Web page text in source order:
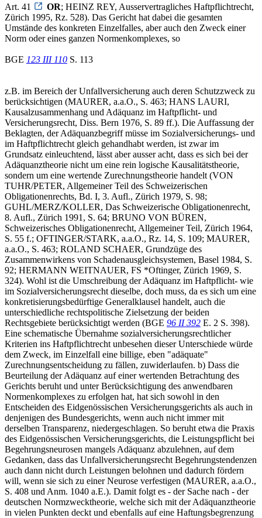
Art. 41
OR; HEINZ REY, Ausservertragliches Haftpflichtrecht,
Zürich 1995, Rz. 528). Das Gericht hat dabei die gesamten
Umstände des konkreten Einzelfalles, aber auch den Zweck einer
Norm oder eines ganzen Normenkomplexes, so
BGE 123 III 110 S. 113
z.B. im Bereich der Unfallversicherung auch deren Schutzzweck zu
berücksichtigen (MAURER, a.a.O., S. 463; HANS LAURI,
Kausalzusammenhang und Adäquanz im Haftpflicht- und
Versicherungsrecht, Diss. Bern 1976, S. 89 ff.). Die Auffassung der
Beklagten, der Adäquanzbegriff müsse im Sozialversicherungs- und
im Haftpflichtrecht gleich gehandhabt werden, ist zwar im
Grundsatz einleuchtend, lässt aber ausser acht, dass es sich bei der
Adäquanztheorie nicht um eine rein logische Kausalitätstheorie,
sondern um eine wertende Zurechnungstheorie handelt (VON
TUHR/PETER, Allgemeiner Teil des Schweizerischen
Obligationenrechts, Bd. I, 3. Aufl., Zürich 1979, S. 98;
GUHL/MERZ/KOLLER, Das Schweizerische Obligationenrecht,
8. Aufl., Zürich 1991, S. 64; BRUNO VON BÜREN,
Schweizerisches Obligationenrecht, Allgemeiner Teil, Zürich 1964,
S. 55 f.; OFTINGER/STARK, a.a.O., Rz. 14, S. 109; MAURER,
a.a.O., S. 463; ROLAND SCHAER, Grundzüge des
Zusammenwirkens von Schadenausgleichsystemen, Basel 1984, S.
92; HERMANN WEITNAUER, FS *Oftinger, Zürich 1969, S.
324). Wohl ist die Umschreibung der Adäquanz im Haftpflicht- wie
im Sozialversicherungsrecht dieselbe, doch muss, da es sich um eine
konkretisierungsbedürftige Generalklausel handelt, auch die
unterschiedliche rechtspolitische Zielsetzung der beiden
Rechtsgebiete berücksichtigt werden (BGE 96 II 392 E. 2 S. 398).
Eine schematische Übernahme sozialversicherungsrechtlicher
Kriterien ins Haftpflichtrecht unbesehen dieser Unterschiede würde
dem Zweck, im Einzelfall eine billige, eben "adäquate"
Zurechnungsentscheidung zu fällen, zuwiderlaufen. b) Dass die
Beurteilung der Adäquanz auf einer wertenden Betrachtung des
Gerichts beruht und unter Berücksichtigung des anwendbaren
Normenkomplexes zu erfolgen hat, hat sich sowohl in den
Entscheiden des Eidgenössischen Versicherungsgerichts als auch in
denjenigen des Bundesgerichts, wenn auch nicht immer mit
derselben Transparenz, niedergeschlagen. So beruht etwa die Praxis
des Eidgenössischen Versicherungsgerichts, die Leistungspflicht bei
Begehrungsneurosen mangels Adäquanz abzulehnen, auf dem
Gedanken, dass das Unfallversicherungsrecht Begehrungstendenzen
auch dann nicht durch Leistungen belohnen und dadurch fördern
will, wenn sie sich zu einer Neurose verfestigen (MAURER, a.a.O.,
S. 408 und Anm. 1040 a.E.). Damit folgt es - der Sache nach - der
deutschen Normzwecktheorie, welche sich mit der Adäquanztheorie
in vielen Punkten deckt und ebenfalls auf eine Haftungsbegrenzung